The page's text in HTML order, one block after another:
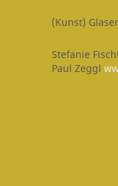
(Kunst) Glaser
Stefanie
Paul Zeggl